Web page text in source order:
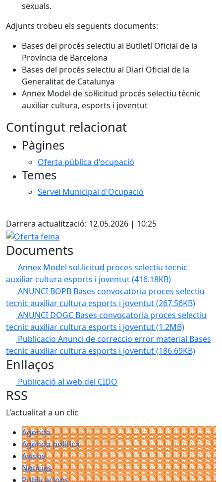
sexuals.
Adjunts trobeu els següents documents:
Bases del procés selectiu al Butlletí Oficial de la
Província de Barcelona
Bases del procés selectiu al Diari Oficial de la
Generalitat de Catalunya
Annex Model de sol·licitud procés selectiu tècnic
auxiliar cultura, esports i joventut
Contingut relacionat
Pàgines
Oferta pública d'ocupació
Temes
Servei Municipal d'Ocupació
Darrera actualització: 12.05.2026 | 10:25
Oferta feina
Documents
Annex Model sol.licitud proces selectiu tecnic
auxiliar cultura esports i joventut(416.18KB)
ANUNCI BOPB Bases convocatoria proces selectiu
tecnic auxiliar cultura esports i joventut(267.56KB)
ANUNCI DOGC Bases convocatoria proces selectiu
tecnic auxiliar cultura esports i joventut(1.2MB)
Publicacio Anunci de correccio error material Bases
tecnic auxiliar cultura esports i joventut(186.69KB)
Enllaços
Publicació al web del CIDO
RSS
L'actualitat a un clic
Agenda
Agenda política
Avisos
Notícies